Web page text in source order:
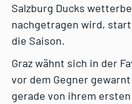
Salzburg Ducks
nachgetragen wird,
die Saison.
Graz wähnt sich in der
vor dem Gegner
gerade von ihrem